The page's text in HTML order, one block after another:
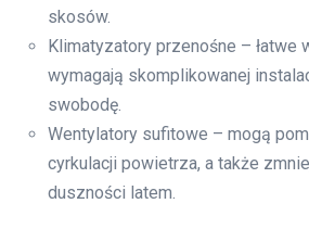
skosów.
Klimatyzatory przenośne – łatwe
wymagają skomplikowanej
swobodę.
Wentylatory sufitowe – mogą
cyrkulacji powietrza, a także
duszności latem.